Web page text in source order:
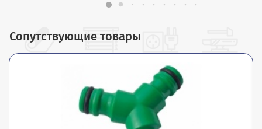
Сопутствующие товары